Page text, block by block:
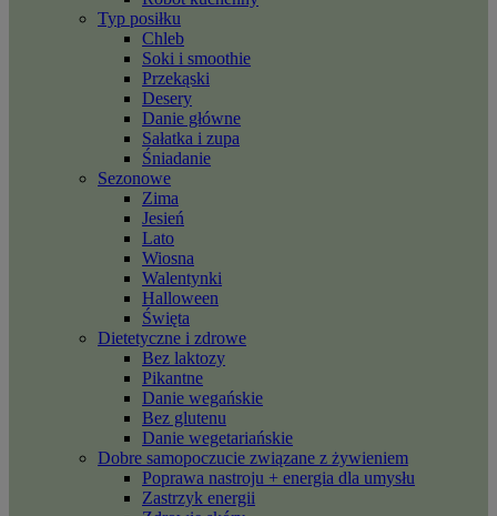
Typ posiłku
Chleb
Soki i smoothie
Przekąski
Desery
Danie główne
Sałatka i zupa
Śniadanie
Sezonowe
Zima
Jesień
Lato
Wiosna
Walentynki
Halloween
Święta
Dietetyczne i zdrowe
Bez laktozy
Pikantne
Danie wegańskie
Bez glutenu
Danie wegetariańskie
Dobre samopoczucie związane z żywieniem
Poprawa nastroju + energia dla umysłu
Zastrzyk energii